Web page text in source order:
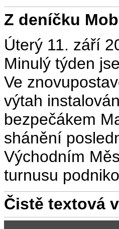
Z deníčku
Úterý 11. září
Minulý týden
Ve
výtah
bezpečákem
shánění
Východním
turnusu
Čistě textová